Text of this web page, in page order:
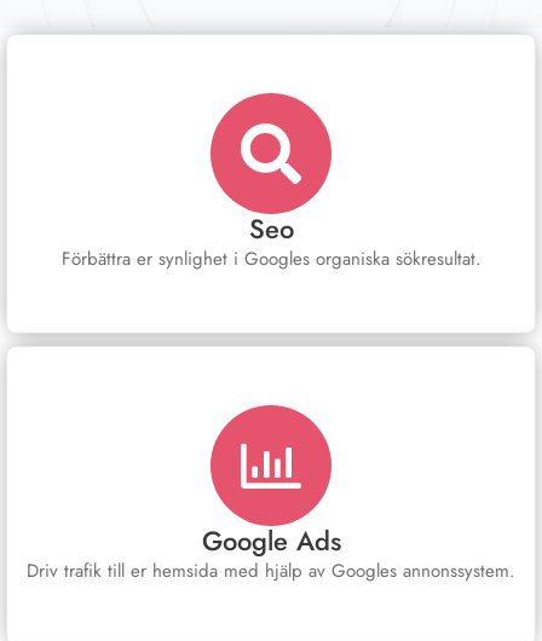
Seo
Förbättra er synlighet i Googles organiska sökresultat.
Google Ads
Driv trafik till er hemsida med hjälp av Googles annonssystem.